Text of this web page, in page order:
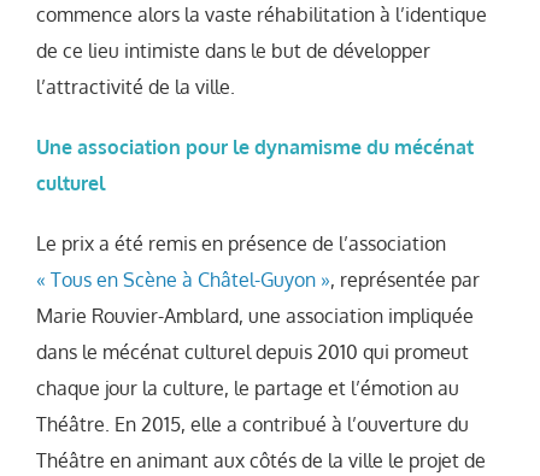
commence alors la vaste réhabilitation à l’identique
de ce lieu intimiste dans le but de développer
l’attractivité de la ville.
Une association pour le dynamisme du mécénat
culturel
Le prix a été remis en présence de l’association
« Tous en Scène à Châtel-Guyon », représentée par
Marie Rouvier-Amblard, une association impliquée
dans le mécénat culturel depuis 2010 qui promeut
chaque jour la culture, le partage et l’émotion au
Théâtre. En 2015, elle a contribué à l’ouverture du
Théâtre en animant aux côtés de la ville le projet de